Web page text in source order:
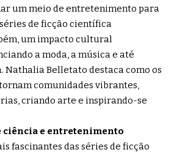
um meio de entretenimento para
de ficção científica
um impacto cultural
a moda, a música e até
Nathalia Belletato destaca como os
comunidades vibrantes,
criando arte e inspirando-se
ciência e entretenimento
fascinantes das séries de ficção